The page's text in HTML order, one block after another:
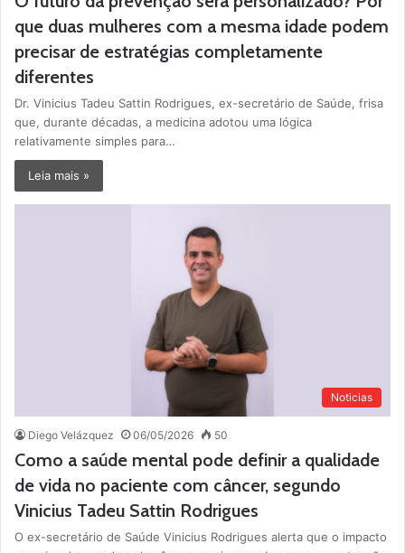
que duas mulheres com a mesma idade podem
precisar de estratégias completamente
diferentes
Dr. Vinicius Tadeu Sattin Rodrigues, ex-secretário de Saúde, frisa
que, durante décadas, a medicina adotou uma lógica
relativamente simples para…
Leia mais »
Noticias
Diego Velázquez 06/05/2026 50
Como a saúde mental pode definir a qualidade
de vida no paciente com câncer, segundo
Vinicius Tadeu Sattin Rodrigues
O ex-secretário de Saúde Vinicius Rodrigues alerta que o impacto